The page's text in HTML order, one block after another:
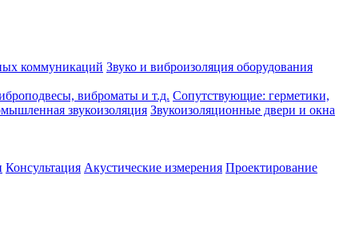
коммуникаций Звуко и виброизоляция оборудования
виброматы и т.д. Сопутствующие: герметики,
звукоизоляция Звукоизоляционные двери и окна
Консультация Акустические измерения Проектирование